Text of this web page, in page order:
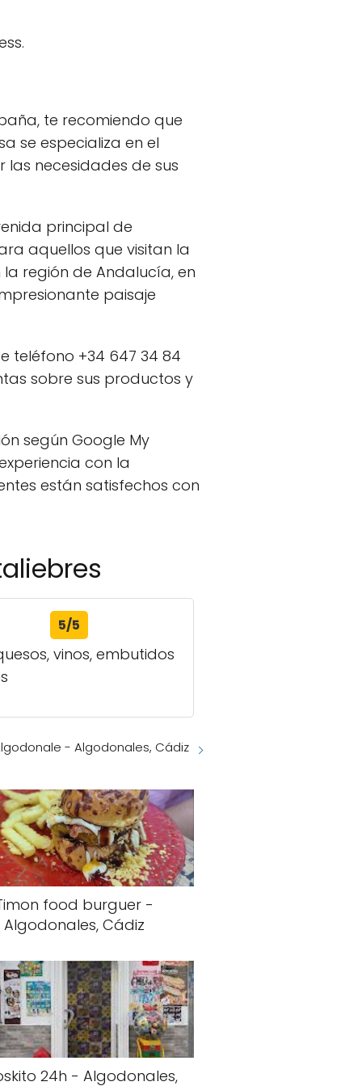
te recomiendo que
se especializa en el
necesidades de sus
principal de
aquellos que visitan la
región de Andalucía, en
paisaje
teléfono +34 647 34 84
sobre sus productos y
según Google My
con la
están satisfechos con
5/5
vinos, embutidos
- Algodonales, Cádiz
food burguer -
Algodonales, Cádiz
24h - Algodonales,